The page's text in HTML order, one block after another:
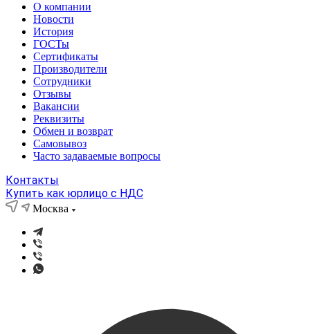
О компании
Новости
История
ГОСТы
Сертификаты
Производители
Сотрудники
Отзывы
Вакансии
Реквизиты
Обмен и возврат
Самовывоз
Часто задаваемые вопросы
Контакты
Купить как юрлицо с НДС
Москва